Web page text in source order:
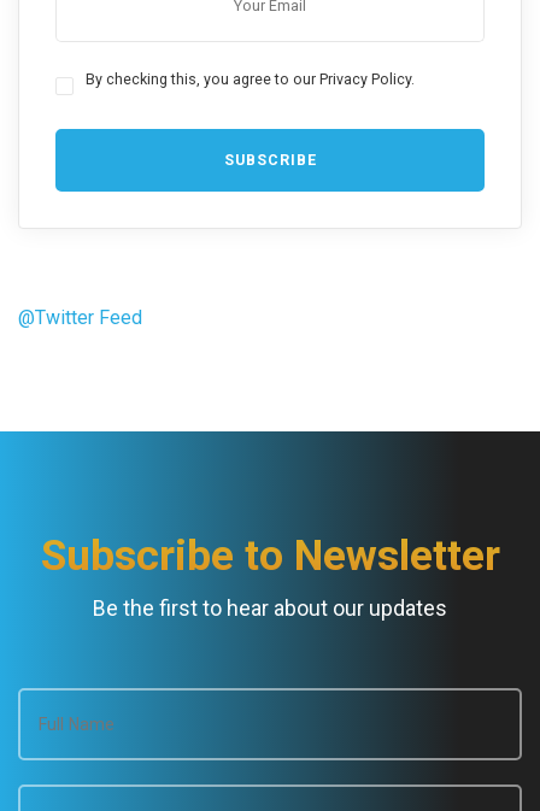
By checking this, you agree to our Privacy Policy.
@Twitter Feed
Subscribe to Newsletter
Be the first to hear about our updates